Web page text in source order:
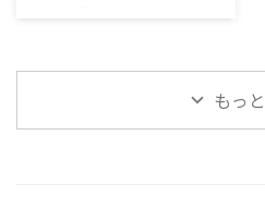
にタオルラボが触って採点したタ
ね。 「ブランドなのに粗悪品じ
ゃない」なんて怒りの感情が湧いもっ